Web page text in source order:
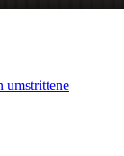
umstrittene